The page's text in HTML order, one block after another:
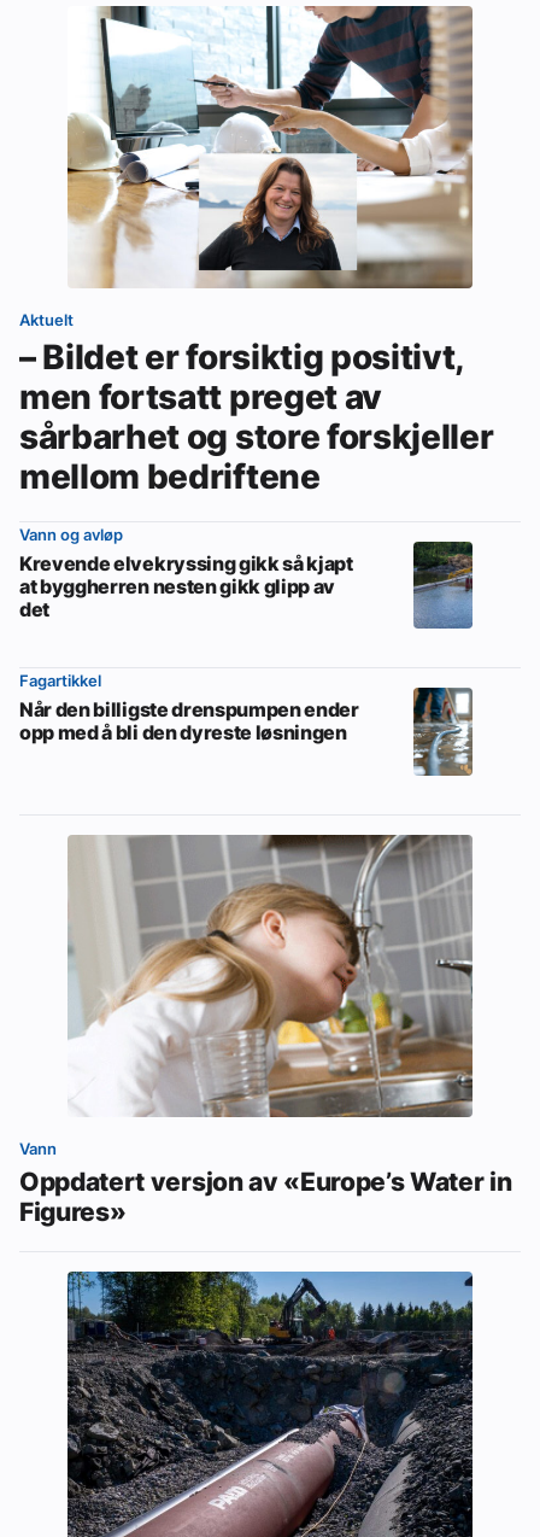
Aktuelt
– Bildet er forsiktig positivt,
men fortsatt preget av
sårbarhet og store forskjeller
mellom bedriftene
Vann og avløp
Krevende elvekryssing gikk så kjapt
at byggherren nesten gikk glipp av
det
Fagartikkel
Når den billigste drenspumpen ender
opp med å bli den dyreste løsningen
Vann
Oppdatert versjon av «Europe’s Water in
Figures»